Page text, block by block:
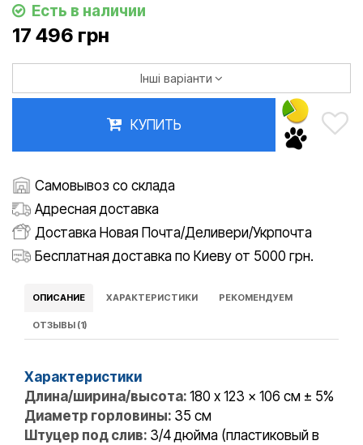
Есть в наличии
17 496 грн
Інші варіанти
КУПИТЬ
Самовывоз со склада
Адресная доставка
Доставка Новая Почта/Деливери/Укрпочта
Бесплатная доставка по Киеву от 5000 грн.
ОПИСАНИЕ ХАРАКТЕРИСТИКИ РЕКОМЕНДУЕМ
ОТЗЫВЫ (1)
Характеристики
Длина/ширина/высота: 180 x 123 x 106 см ± 5%
Диаметр горловины: 35 см
Штуцер под слив: 3/4 дюйма (пластиковый в